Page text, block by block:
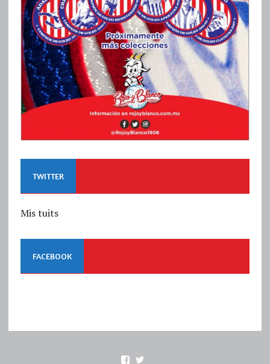
TWITTER
Mis tuits
FACEBOOK
Ver